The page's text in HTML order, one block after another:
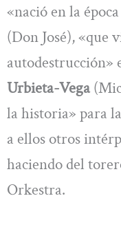
«nació en la
(Don José), «que
autodestrucción»
Urbieta-Vega
la historia» para
a ellos otros
haciendo del
Orkestra.